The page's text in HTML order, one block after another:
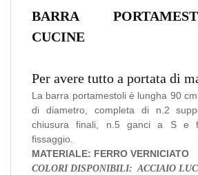
BARRA
CUCINE
Per avere tutto a portata di
La barra portamestoli è lungha 90
di diametro, completa di n.2
chiusura finali, n.5 ganci a S e
fissaggio.
MATERIALE: FERRO VERNICIATO
COLORI DISPONIBILI: ACCIAIO